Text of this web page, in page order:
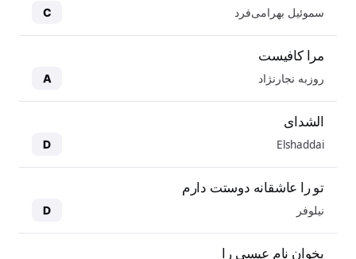
سموئیل بهرامی‌فرد C
مرا کافیست
روزبه نجارنژاد A
الشدای
Elshaddai
D
تو را عاشقانه دوستت دارم
نیلوفر D
بخوان نام عیسی را